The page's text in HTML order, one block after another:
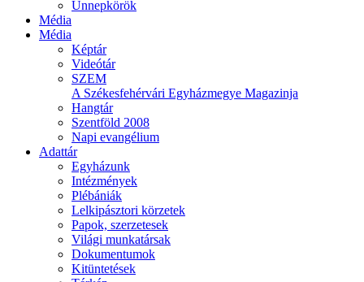
Ünnepkörök
Média
Média
Képtár
Videótár
SZEM
A Székesfehérvári Egyházmegye Magazinja
Hangtár
Szentföld 2008
Napi evangélium
Adattár
Egyházunk
Intézmények
Plébániák
Lelkipásztori körzetek
Papok, szerzetesek
Világi munkatársak
Dokumentumok
Kitüntetések